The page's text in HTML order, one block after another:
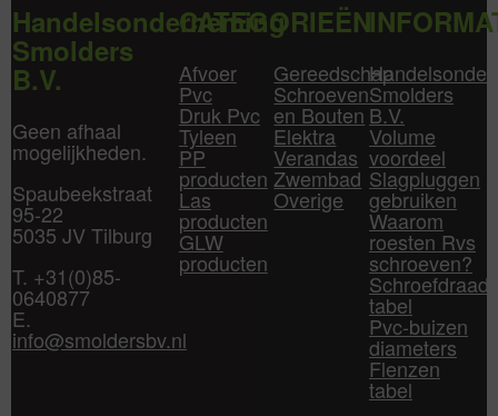
Handelsonderneming
Smolders
B.V.
Geen afhaal
mogelijkheden.
Spaubeekstraat
95-22
5035 JV Tilburg
T. +31(0)85-
0640877
E.
info@smoldersbv.nl
CATEGORIEËN
Afvoer
Pvc
Druk Pvc
Tyleen
PP
producten
Las
producten
GLW
producten
Gereedschap
Schroeven
en Bouten
Elektra
Verandas
Zwembad
Overige
Smolders
B.V.
Volume
voordeel
Slagpluggen
gebruiken
Waarom
roesten Rvs
schroeven?
Schroefdraad
tabel
Pvc-buizen
diameters
Flenzen
tabel